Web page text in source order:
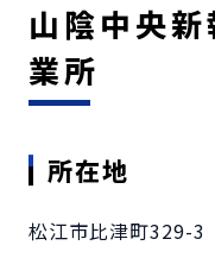
山陰中央新
業所
所在地
松江市比津町329-3